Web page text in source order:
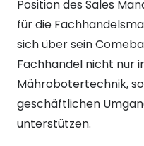
Position des Sales
für die
sich über sein
Fachhandel nicht nur
Mährobotertechnik,
geschäftlichen
unterstützen.